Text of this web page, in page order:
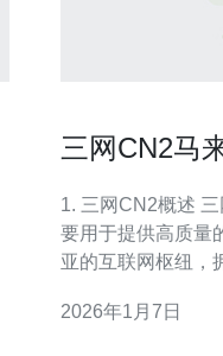
三网CN2马
1. 三网CN2概述 三网CN2是中国电信的重要网络架构，主
要用于提供高质量
亚的互联网枢纽，
特点，特别适合需要大
2026年1月7日